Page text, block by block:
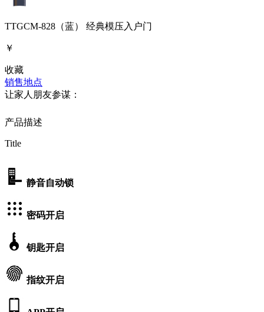
TTGCM-828（蓝） 经典模压入户门
￥
收藏
销售地点
让家人朋友参谋：
产品描述
Title
静音自动锁
密码开启
钥匙开启
指纹开启